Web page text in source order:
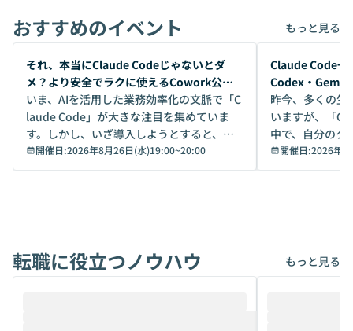
おすすめのイベント もっと見る
開催前
それ、本当にClaude Codeじゃないとダ
メ？より安全でラクに使えるCowork公開
デモ
いま、AIを活用した業務効率化の文脈で「C
laude Code」が大きな注目を集めていま
す。しかし、いざ導入しようとすると、セ
キュリティ面の懸念や権限管理のハードル
から、気軽に使えないケースも多いのでは
けでなく、想像以上の範囲まで自動化でき
ることは、まだあまり知られていません。
開催日:2026年8月26日(水)19:00~20:00
開催前
Claude Code一
Codex・
昨今、多くの生
いますが、「
中で、自分のタ
いいのか」を自
か？ 「なんとなく誰かが良いと言っていた
は、評判では
ているAIを選ぶこ
開催日:2026年8
転職に役立つノウハウ もっと見る